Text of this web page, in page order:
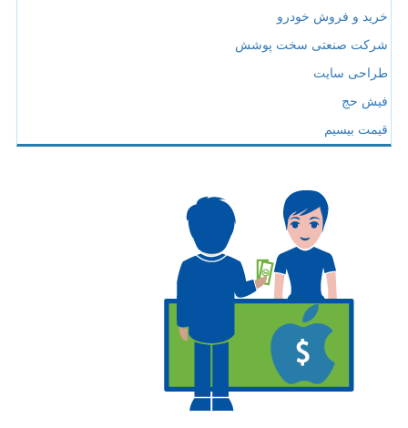
خرید و فروش خودرو
شرکت صنعتی سخت پوشش
طراحی سایت
فیش حج
قیمت بیسیم